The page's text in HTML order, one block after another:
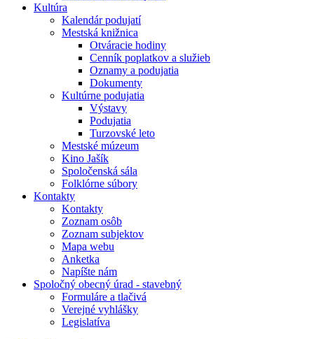
Kultúra
Kalendár podujatí
Mestská knižnica
Otváracie hodiny
Cenník poplatkov a služieb
Oznamy a podujatia
Dokumenty
Kultúrne podujatia
Výstavy
Podujatia
Turzovské leto
Mestské múzeum
Kino Jašík
Spoločenská sála
Folklórne súbory
Kontakty
Kontakty
Zoznam osôb
Zoznam subjektov
Mapa webu
Anketka
Napíšte nám
Spoločný obecný úrad - stavebný
Formuláre a tlačivá
Verejné vyhlášky
Legislatíva